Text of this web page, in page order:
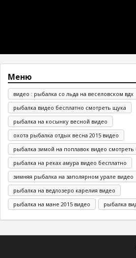
Меню
видео : рыбалка со льда на веселовском вдх
рыбалка видео бесплатно смотреть щука
рыбалка на косынку весной видео
охота рыбалка отдых весна 2015 видео
рыбалка зимой на поплавок видео смотреть
рыбалка на реках амура видео бесплатно
зимняя рыбалка на заполярном урале видео
рыбалка на ведлозеро карелия видео
рыбалка на мане 2015 видео
рыбалка